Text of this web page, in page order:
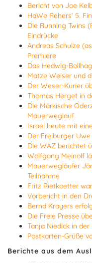
Bericht von Joe
HaWe Rehers‘ 5.
Die Running Twins
Eindrücke
Andreas Schulze
Premiere
Das Hedwig-
Matze Weiser und
Der Weser-Kurier
Thomas Herget in
Die Märkische
Mauerweglauf
Israel heute mit
Der Freiburger
Die WAZ berichtet
Wolfgang Meinolf
Mauerwegläufer
Teilnahme
Fritz Rietkoetter
Vorbericht in den
Bernd Krayers
Die Freie Presse
Tanja Niedick in
Postkarten-Grüße
Berichte aus dem